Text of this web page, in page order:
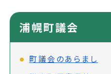
浦幌町議会
町議会のあらまし